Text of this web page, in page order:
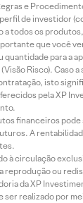
e
de investidor
a todos os
que você
para a
Risco). Caso
isto
pela XP
financeiros
A
à circulação
reprodução ou
da XP
ser realizado por